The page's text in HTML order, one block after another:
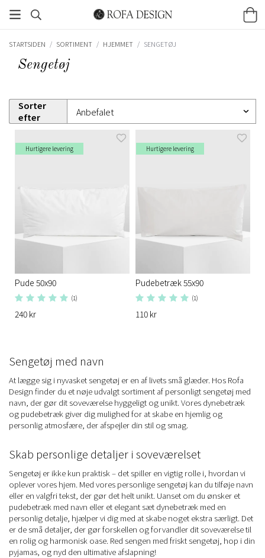
STARTSIDEN / SORTIMENT / HJEMMET / SENGETØJ
Sengetøj
Sorter
efter
Hurtigere levering
Pude 50x90
(1)
240 kr
Hurtigere levering
Pudebetræk 55x90
(1)
110 kr
Sengetøj med navn
At lægge sig i nyvasket sengetøj er en af livets små glæder. Hos Rofa
Design finder du et nøje udvalgt sortiment af personligt sengetøj med
navn, der gør dit soveværelse hyggeligt og unikt. Vores dynebetræk
og pudebetræk giver dig mulighed for at skabe en hjemlig og
personlig atmosfære, der afspejler din stil og smag.
Skab personlige detaljer i soveværelset
Sengetøj er ikke kun praktisk – det spiller en vigtig rolle i, hvordan vi
oplever vores hjem. Med vores personlige sengetøj kan du tilføje navn
eller en valgfri tekst, der gør det helt unikt. Uanset om du ønsker et
pudebetræk med navn eller et elegant sæt dynebetræk med en
personlig detalje, hjælper vi dig med at skabe noget ekstra særligt. Det
er de små detaljer, der gør forskellen og forvandler dit soveværelse til
en rolig og harmonisk oase. Red sengen med friskt sengetøj, hop i din
pyjamas, og nyd den ultimative afslapning!